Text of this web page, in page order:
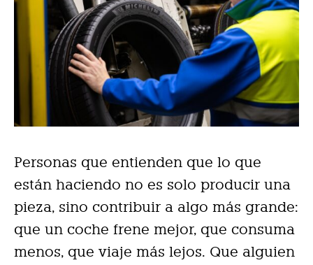
Personas que entienden que lo que
están haciendo no es solo producir una
pieza, sino contribuir a algo más grande:
que un coche frene mejor, que consuma
menos, que viaje más lejos. Que alguien